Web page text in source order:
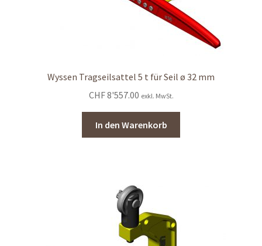
Wyssen Tragseilsattel 5 t für Seil ø 32 mm
CHF8'557.00 exkl. MwSt.
In den Warenkorb